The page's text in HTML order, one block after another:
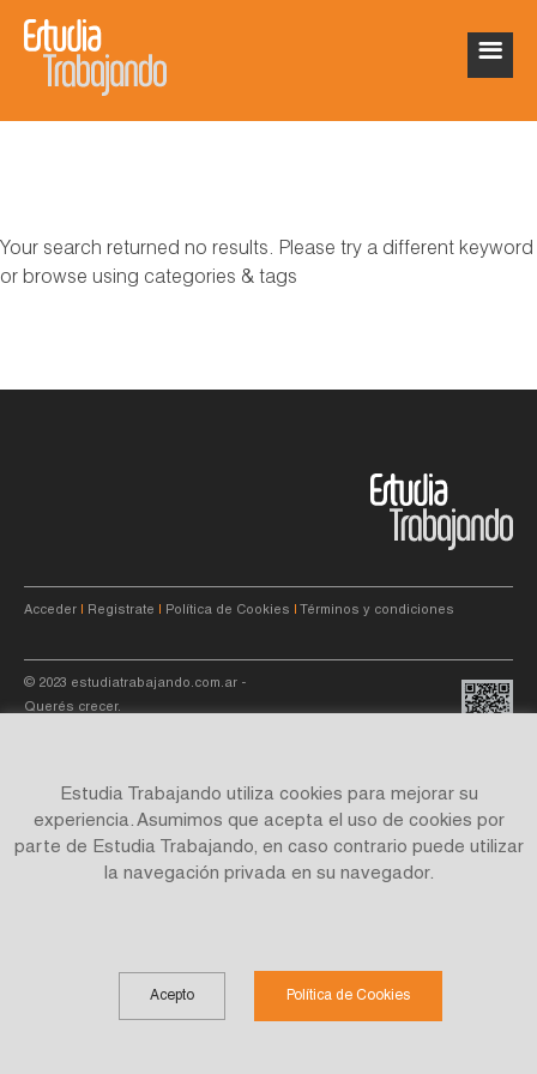
Your search returned no results. Please try a different keyword
or browse using categories & tags
Acceder Registrate Política de Cookies Términos y condiciones
© 2023 estudiatrabajando.com.ar -
Querés crecer.
Site by
Estudia Trabajando utiliza cookies para mejorar su
experiencia. Asumimos que acepta el uso de cookies por
parte de Estudia Trabajando, en caso contrario puede utilizar
la navegación privada en su navegador.
Acepto Política de Cookies